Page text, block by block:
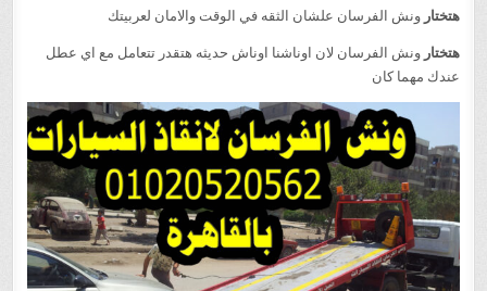
هتختارونش الفرسان علشان الثقه في الوقت والامان لعربيتك
هتختارونش الفرسان لان اوناشنا اوناش حديثه هتقدر تتعامل مع اي عطل
عندك مهما كان